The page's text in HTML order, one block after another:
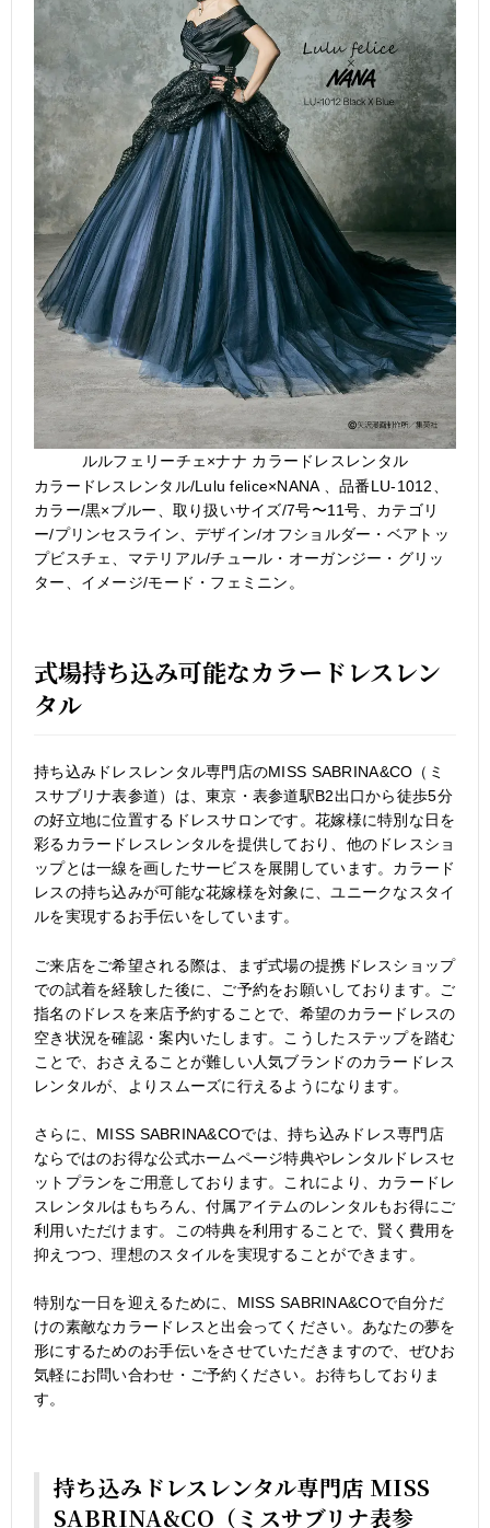
ルルフェリーチェ×ナナ カラードレスレンタル
カラードレスレンタル/Lulu felice×NANA 、品番LU-1012、
カラー/黒×ブルー、取り扱いサイズ/7号〜11号、カテゴリ
ー/プリンセスライン、デザイン/オフショルダー・ベアトッ
プビスチェ、マテリアル/チュール・オーガンジー・グリッ
ター、イメージ/モード・フェミニン。
式場持ち込み可能なカラードレスレン
タル
持ち込みドレスレンタル専門店のMISS SABRINA&CO（ミ
スサブリナ表参道）は、東京・表参道駅B2出口から徒歩5分
の好立地に位置するドレスサロンです。花嫁様に特別な日を
彩るカラードレスレンタルを提供しており、他のドレスショ
ップとは一線を画したサービスを展開しています。カラード
レスの持ち込みが可能な花嫁様を対象に、ユニークなスタイ
ルを実現するお手伝いをしています。
ご来店をご希望される際は、まず式場の提携ドレスショップ
での試着を経験した後に、ご予約をお願いしております。ご
指名のドレスを来店予約することで、希望のカラードレスの
空き状況を確認・案内いたします。こうしたステップを踏む
ことで、おさえることが難しい人気ブランドのカラードレス
レンタルが、よりスムーズに行えるようになります。
さらに、MISS SABRINA&COでは、持ち込みドレス専門店
ならではのお得な公式ホームページ特典やレンタルドレスセ
ットプランをご用意しております。これにより、カラードレ
スレンタルはもちろん、付属アイテムのレンタルもお得にご
利用いただけます。この特典を利用することで、賢く費用を
抑えつつ、理想のスタイルを実現することができます。
特別な一日を迎えるために、MISS SABRINA&COで自分だ
けの素敵なカラードレスと出会ってください。あなたの夢を
形にするためのお手伝いをさせていただきますので、ぜひお
気軽にお問い合わせ・ご予約ください。お待ちしておりま
す。
持ち込みドレスレンタル専門店 MISS
SABRINA&CO（ミスサブリナ表参